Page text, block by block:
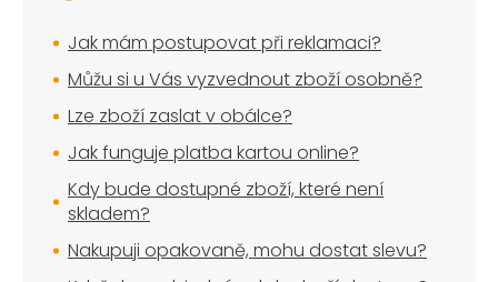
Jak mám postupovat při reklamaci?
Můžu si u Vás vyzvednout zboží osobně?
Lze zboží zaslat v obálce?
Jak funguje platba kartou online?
Kdy bude dostupné zboží, které není
skladem?
Nakupuji opakovaně, mohu dostat slevu?